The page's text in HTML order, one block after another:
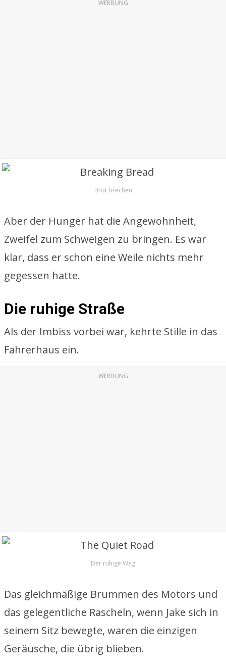
WERBUNG
Brot brechen
Aber der Hunger hat die Angewohnheit,
Zweifel zum Schweigen zu bringen. Es war
klar, dass er schon eine Weile nichts mehr
gegessen hatte.
Die ruhige Straße
Als der Imbiss vorbei war, kehrte Stille in das
Fahrerhaus ein.
WERBUNG
Der ruhige Weg
Das gleichmäßige Brummen des Motors und
das gelegentliche Rascheln, wenn Jake sich in
seinem Sitz bewegte, waren die einzigen
Geräusche, die übrig blieben.